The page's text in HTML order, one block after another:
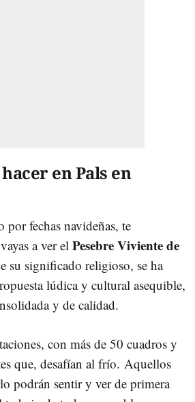
en Pals en
por fechas navideñas, te
a ver el Pesebre Viviente de
su significado religioso, se ha
lúdica y cultural asequible,
y de calidad.
con más de 50 cuadros y
que, desafían al frío. Aquellos
podrán sentir y ver de primera